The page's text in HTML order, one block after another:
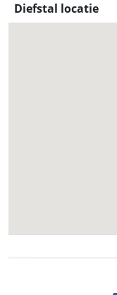
Diefstal locatie